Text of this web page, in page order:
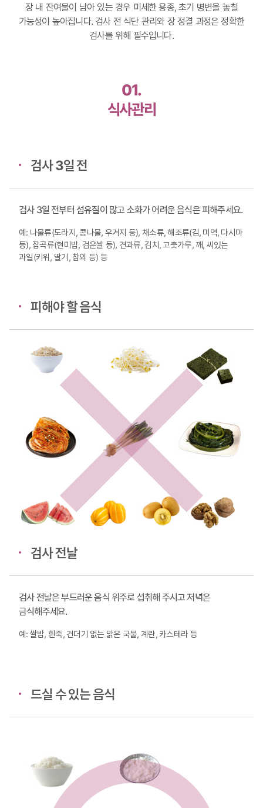
장 내 잔여물이 남아 있는 경우 미세한 용종, 초기 병변을 놓칠
가능성이 높아집니다. 검사 전 식단 관리와 장 정결 과정은 정확한
검사를 위해 필수입니다.
01.
식사관리
검사 3일 전
검사 3일 전부터 섬유질이 많고 소화가 어려운 음식은 피해주세요.
예: 나물류(도라지, 콩나물, 우거지 등), 채소류, 해조류(김, 미역, 다시마
등), 잡곡류(현미밥, 검은쌀 등), 견과류, 김치, 고춧가루, 깨, 씨있는
과일(키위, 딸기, 참외 등) 등
피해야 할 음식
검사 전날
검사 전날은 부드러운 음식 위주로 섭취해 주시고 저녁은
금식해주세요.
예: 쌀밥, 흰죽, 건더기 없는 맑은 국물, 계란, 카스테라 등
드실 수 있는 음식